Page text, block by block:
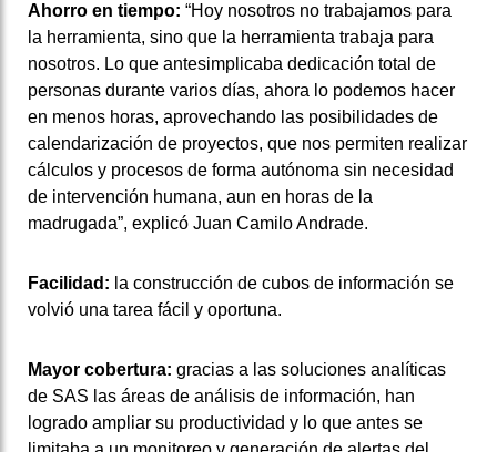
Ahorro en tiempo: “Hoy nosotros no trabajamos para
la herramienta, sino que la herramienta trabaja para
nosotros. Lo que antesimplicaba dedicación total de
personas durante varios días, ahora lo podemos hacer
en menos horas, aprovechando las posibilidades de
calendarización de proyectos, que nos permiten realizar
cálculos y procesos de forma autónoma sin necesidad
de intervención humana, aun en horas de la
madrugada”, explicó Juan Camilo Andrade.
Facilidad: la construcción de cubos de información se
volvió una tarea fácil y oportuna.
Mayor cobertura: gracias a las soluciones analíticas
de SAS las áreas de análisis de información, han
logrado ampliar su productividad y lo que antes se